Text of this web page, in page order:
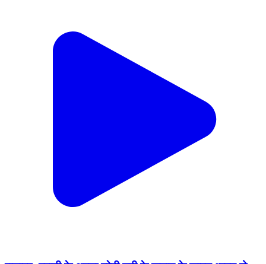
राजापुर: पहाड़ी के अरछा बरेठी नदी के कटान के कारण ध्वस्त हो
रही बस्ती को बचाने के लिए DM के आदेश पर XEN ने किया